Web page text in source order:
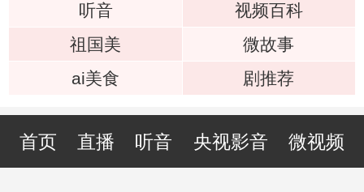
听音
视频百科
祖国美
微故事
ai美食
剧推荐
首页 直播 听音 央视影音 微视频